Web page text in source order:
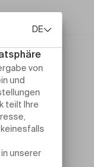
violon"